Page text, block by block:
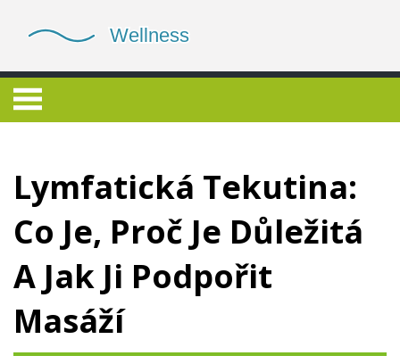
Lymfatická Tekutina:
Co Je, Proč Je Důležitá
A Jak Ji Podpořit
Masáží